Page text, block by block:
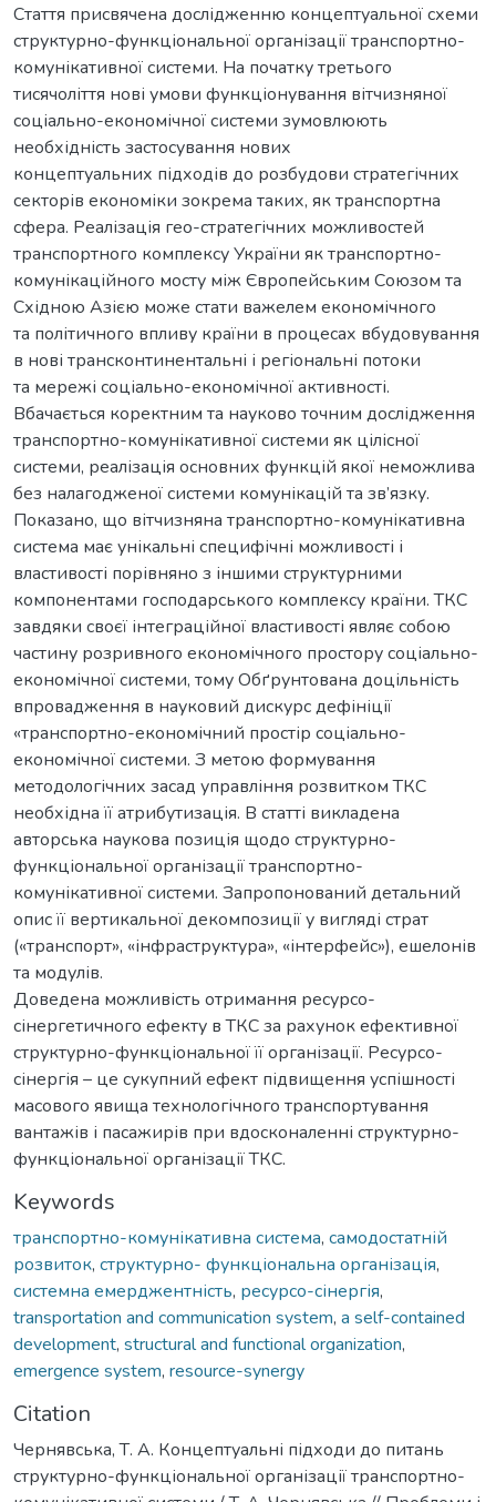
Стаття присвячена дослідженню концептуальної схеми
структурно-функціональної організації транспортно-
комунікативної системи. На початку третього
тисячоліття нові умови функціонування вітчизняної
соціально-економічної системи зумовлюють
необхідність застосування нових
концептуальних підходів до розбудови стратегічних
секторів економіки зокрема таких, як транспортна
сфера. Реалізація гео-стратегічних можливостей
транспортного комплексу України як транспортно-
комунікаційного мосту між Європейським Союзом та
Східною Азією може стати важелем економічного
та політичного впливу країни в процесах вбудовування
в нові трансконтинентальні і регіональні потоки
та мережі соціально-економічної активності.
Вбачається коректним та науково точним дослідження
транспортно-комунікативної системи як цілісної
системи, реалізація основних функцій якої неможлива
без налагодженої системи комунікацій та зв’язку.
Показано, що вітчизняна транспортно-комунікативна
система має унікальні специфічні можливості і
властивості порівняно з іншими структурними
компонентами господарського комплексу країни. ТКС
завдяки своєї інтеграційної властивості являє собою
частину розривного економічного простору соціально-
економічної системи, тому Обґрунтована доцільність
впровадження в науковий дискурс дефініції
«транспортно-економічний простір соціально-
економічної системи. З метою формування
методологічних засад управління розвитком ТКС
необхідна її атрибутизація. В статті викладена
авторська наукова позиція щодо структурно-
функціональної організації транспортно-
комунікативної системи. Запропонований детальний
опис її вертикальної декомпозиції у вигляді страт
(«транспорт», «інфраструктура», «інтерфейс»), ешелонів
та модулів.
Доведена можливість отримання ресурсо-
сінергетичного ефекту в ТКС за рахунок ефективної
структурно-функціональної її організації. Ресурсо-
сінергія – це сукупний ефект підвищення успішності
масового явища технологічного транспортування
вантажів і пасажирів при вдосконаленні структурно-
функціональної організації ТКС.
Keywords
транспортно-комунікативна система, самодостатній
розвиток, структурно- функціональна організація,
системна емерджентність, ресурсо-сінергія,
transportation and communication system, a self-contained
development, structural and functional organization,
emergence system, resource-synergy
Citation
Чернявська, Т. А. Концептуальні підходи до питань
структурно-функціональної організації транспортно-